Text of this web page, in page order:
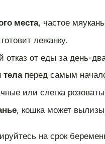
места, частое
лежанку.
от еды за день-
телаперед самым
или слегка
, кошка может
на срок